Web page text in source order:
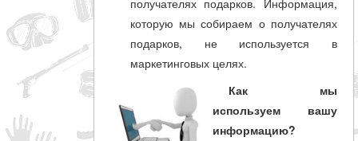
грн
получателях подарков. Информация,
которую мы собираем о получателях
подарков, не используется в
маркетинговых целях.
Как мы
используем вашу
информацию?